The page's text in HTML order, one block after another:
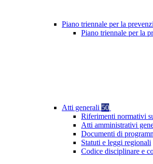
Piano triennale per la
Piano triennale per la
Atti generali 50
Riferimenti normativi
Atti amministrativi
Documenti di
Statuti e leggi regionali
Codice disciplinare e